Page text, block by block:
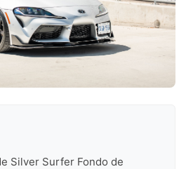
Silver Surfer Fondo de